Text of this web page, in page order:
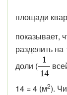
площади
показывает,
разделить
доли (
14 = 4 (м2).